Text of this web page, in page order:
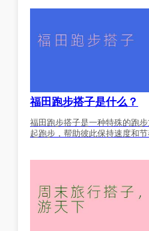
福田跑步搭子是什么？
福田跑步搭子是一种特殊的跑
起跑步，帮助彼此保持速度和节